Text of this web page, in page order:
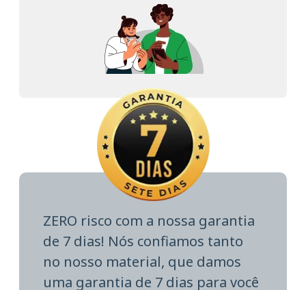
ZERO risco com a nossa garantia
de 7 dias! Nós confiamos tanto
no nosso material, que damos
uma garantia de 7 dias para você